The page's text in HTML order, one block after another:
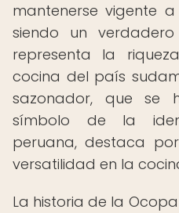
mantenerse vigente
siendo un
representa la
cocina del país
sazonador, que se
símbolo de la
peruana, destaca
versatilidad en la
La historia de la